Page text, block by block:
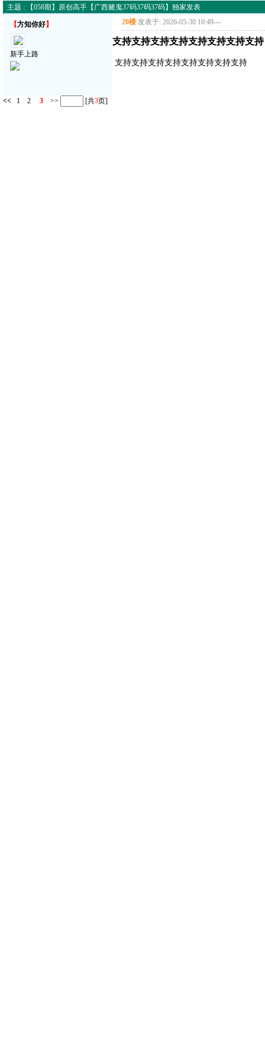
主题 : 【058期】原创高手【广西赌鬼37码37码37码】独家发表
【方知你好】
新手上路
20楼 发表于: 2026-05-30 10:49---
支持支持支持支持支持支持支持支持
支持支持支持支持支持支持支持支持
<< 1 2 3 >> [共3页]